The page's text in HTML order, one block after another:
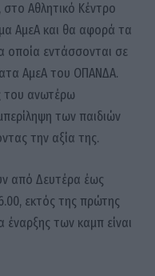
στο Αθλητικό Κέντρο
ΑμεΑ και θα αφορά τα
οποία εντάσσονται σε
ΑμεΑ του ΟΠΑΝΔΑ.
του ανωτέρω
των παιδιών
την αξία της.
από Δευτέρα έως
εκτός της πρώτης
των καμπ είναι